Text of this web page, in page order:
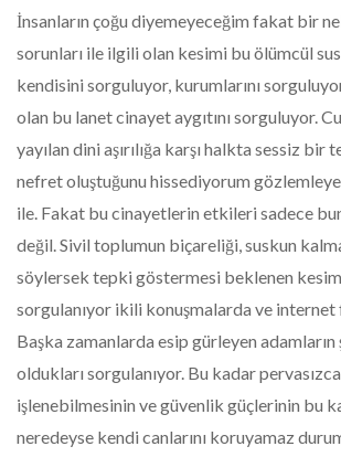
İnsanların çoğu diyemeyeceğim fakat bir
sorunları ile ilgili olan kesimi bu ölümcül
kendisini sorguluyor, kurumlarını
olan bu lanet cinayet aygıtını sorguluyor.
yayılan dini aşırılığa karşı halkta sessiz bir
nefret oluştuğunu hissediyorum
ile. Fakat bu cinayetlerin etkileri sadece
değil. Sivil toplumun biçareliği, suskun
söylersek tepki göstermesi beklenen
sorgulanıyor ikili konuşmalarda ve internet
Başka zamanlarda esip gürleyen
oldukları sorgulanıyor. Bu kadar
işlenebilmesinin ve güvenlik güçlerinin bu
neredeyse kendi canlarını koruyamaz